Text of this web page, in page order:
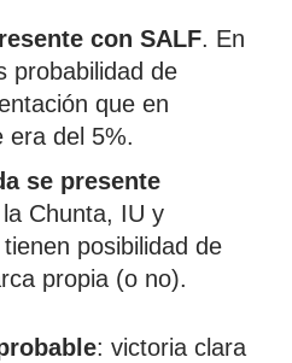
con SALF. En
probabilidad de
que en
era del 5%.
se presente
Chunta, IU y
posibilidad de
propia (o no).
: victoria clara